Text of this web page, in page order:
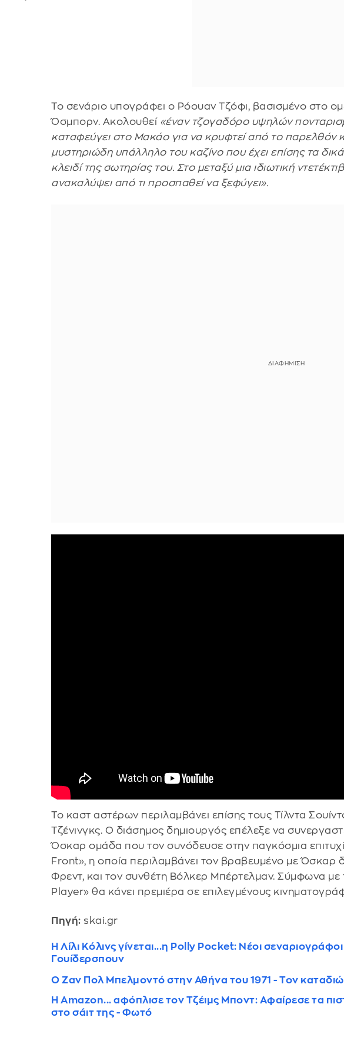
Το σενάριο υπογράφει ο Ρόουαν Τζόφι, βασισμένο στο
Όσμπορν. Ακολουθεί «έναν τζογαδόρο υψηλών
καταφεύγει στο Μακάο για να κρυφτεί από το παρελθόν
μυστηριώδη υπάλληλο του καζίνο που έχει επίσης τα δικά
κλειδί της σωτηρίας του. Στο μεταξύ μια ιδιωτική
ανακαλύψει από τι προσπαθεί να ξεφύγει».
Το καστ αστέρων περιλαμβάνει επίσης τους Τίλντα
Τζένινγκς. Ο διάσημος δημιουργός επέλεξε να
Όσκαρ ομάδα που τον συνόδευσε στην παγκόσμια
Front», η οποία περιλαμβάνει τον βραβευμένο με Όσκαρ
Φρεντ, και τον συνθέτη Βόλκερ Μπέρτελμαν. Σύμφωνα με
Player» θα κάνει πρεμιέρα σε επιλεγμένους
Πηγή: skai.gr
Η Λίλι Κόλινς γίνεται...η Polly Pocket: Νέοι
Γουίδερσπουν
Ο Ζαν Πολ Μπελμοντό στην Αθήνα του 1971 - Τον
Η Amazon... αφόπλισε τον Τζέιμς Μποντ: Αφαίρεσε τα
στο σάιτ της - Φωτό